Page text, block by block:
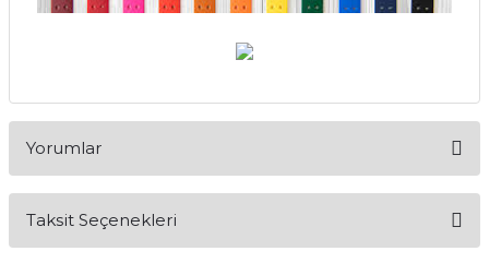
Yorumlar
Taksit Seçenekleri